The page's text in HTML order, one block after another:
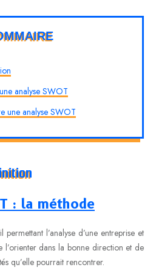
analyse SWOT
une analyse SWOT
: la méthode
l’analyse d’une entreprise et
l’orienter dans la bonne direction et de
qu’elle pourrait rencontrer.